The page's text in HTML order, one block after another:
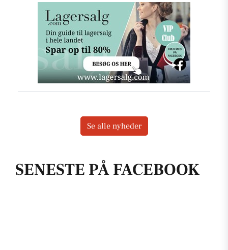
SENESTE PÅ FACEBOOK
Se alle nyheder